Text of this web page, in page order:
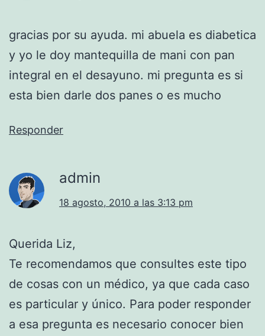
gracias por su ayuda. mi abuela es diabetica
y yo le doy mantequilla de mani con pan
integral en el desayuno. mi pregunta es si
esta bien darle dos panes o es mucho
Responder
admin
18 agosto, 2010 a las 3:13 pm
Querida Liz,
Te recomendamos que consultes este tipo
de cosas con un médico, ya que cada caso
es particular y único. Para poder responder
a esa pregunta es necesario conocer bien